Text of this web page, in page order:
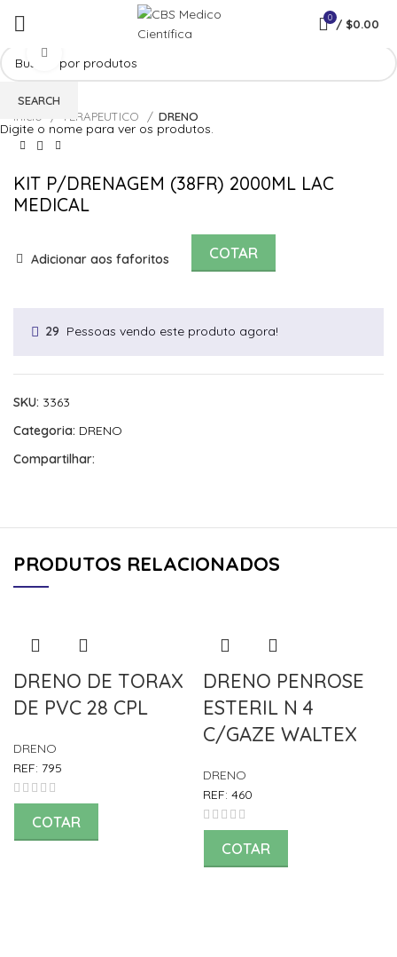
0 / $0.00
Início TERAPEUTICO DRENO
KIT P/DRENAGEM (38FR) 2000ML LAC
MEDICAL
Adicionar aos faforitos COTAR
29 Pessoas vendo este produto agora!
SKU: 3363
Categoria: DRENO
Compartilhar:
PRODUTOS RELACIONADOS
DRENO DE TORAX
DE PVC 28 CPL
DRENO
REF: 795
COTAR
DRENO PENROSE
ESTERIL N 4
C/GAZE WALTEX
DRENO
REF: 460
COTAR
SEARCH
Digite o nome para ver os produtos.